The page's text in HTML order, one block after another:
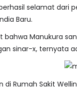
selamat
Baru.
Manukura
sinar-x, ternyata
Rumah Sakit